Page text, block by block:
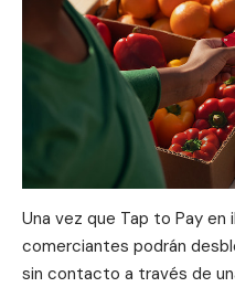
Una vez que Tap to Pay
comerciantes podrán
sin contacto a través de